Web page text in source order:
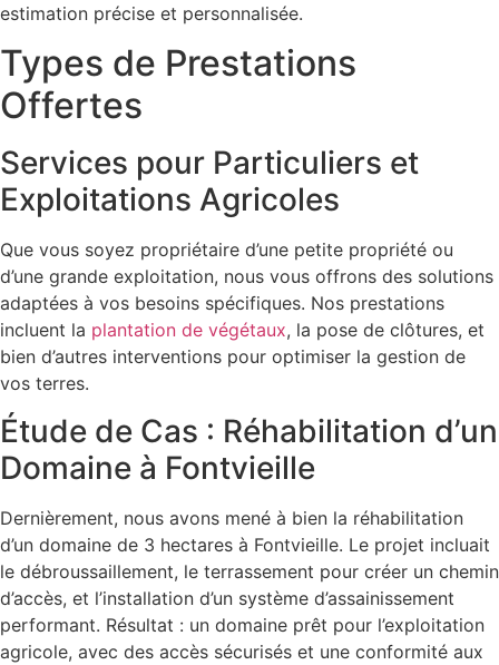
estimation précise et personnalisée.
Types de Prestations
Offertes
Services pour Particuliers et
Exploitations Agricoles
Que vous soyez propriétaire d’une petite propriété ou
d’une grande exploitation, nous vous offrons des solutions
adaptées à vos besoins spécifiques. Nos prestations
incluent la plantation de végétaux, la pose de clôtures, et
bien d’autres interventions pour optimiser la gestion de
vos terres.
Étude de Cas : Réhabilitation d’un
Domaine à Fontvieille
Dernièrement, nous avons mené à bien la réhabilitation
d’un domaine de 3 hectares à Fontvieille. Le projet incluait
le débroussaillement, le terrassement pour créer un chemin
d’accès, et l’installation d’un système d’assainissement
performant. Résultat : un domaine prêt pour l’exploitation
agricole, avec des accès sécurisés et une conformité aux